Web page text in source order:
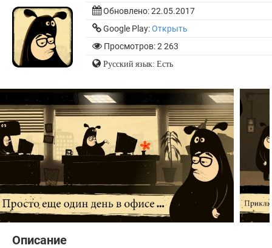
Обновлено:22.05.2017
Google Play:Открыть
Просмотров: 2 263
Русский язык: Есть
Описание